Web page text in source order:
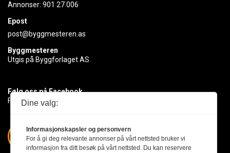
Annonser: 901 27 006
Epost
post@byggmesteren.as
Byggmesteren
Utgis på Byggforlaget AS.
Følg oss på Facebook
Få med deg det siste innen byggebransjen
Dine valg:
Informasjonskapsler og personvern
For å gi deg relevante annonser på vårt nettsted bruker vi
informasjon fra ditt besøk på vårt nettsted. Du kan reservere